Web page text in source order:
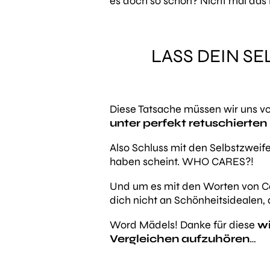
LASS DEIN
Diese Tatsache müssen wir uns
unter perfekt retuschierten
Also Schluss mit den
haben scheint. WHO CARES?!
Und um es mit den Worten von
dich nicht an Schönheitsidealen,
Word Mädels! Danke für diese
Vergleichen aufzuhören…